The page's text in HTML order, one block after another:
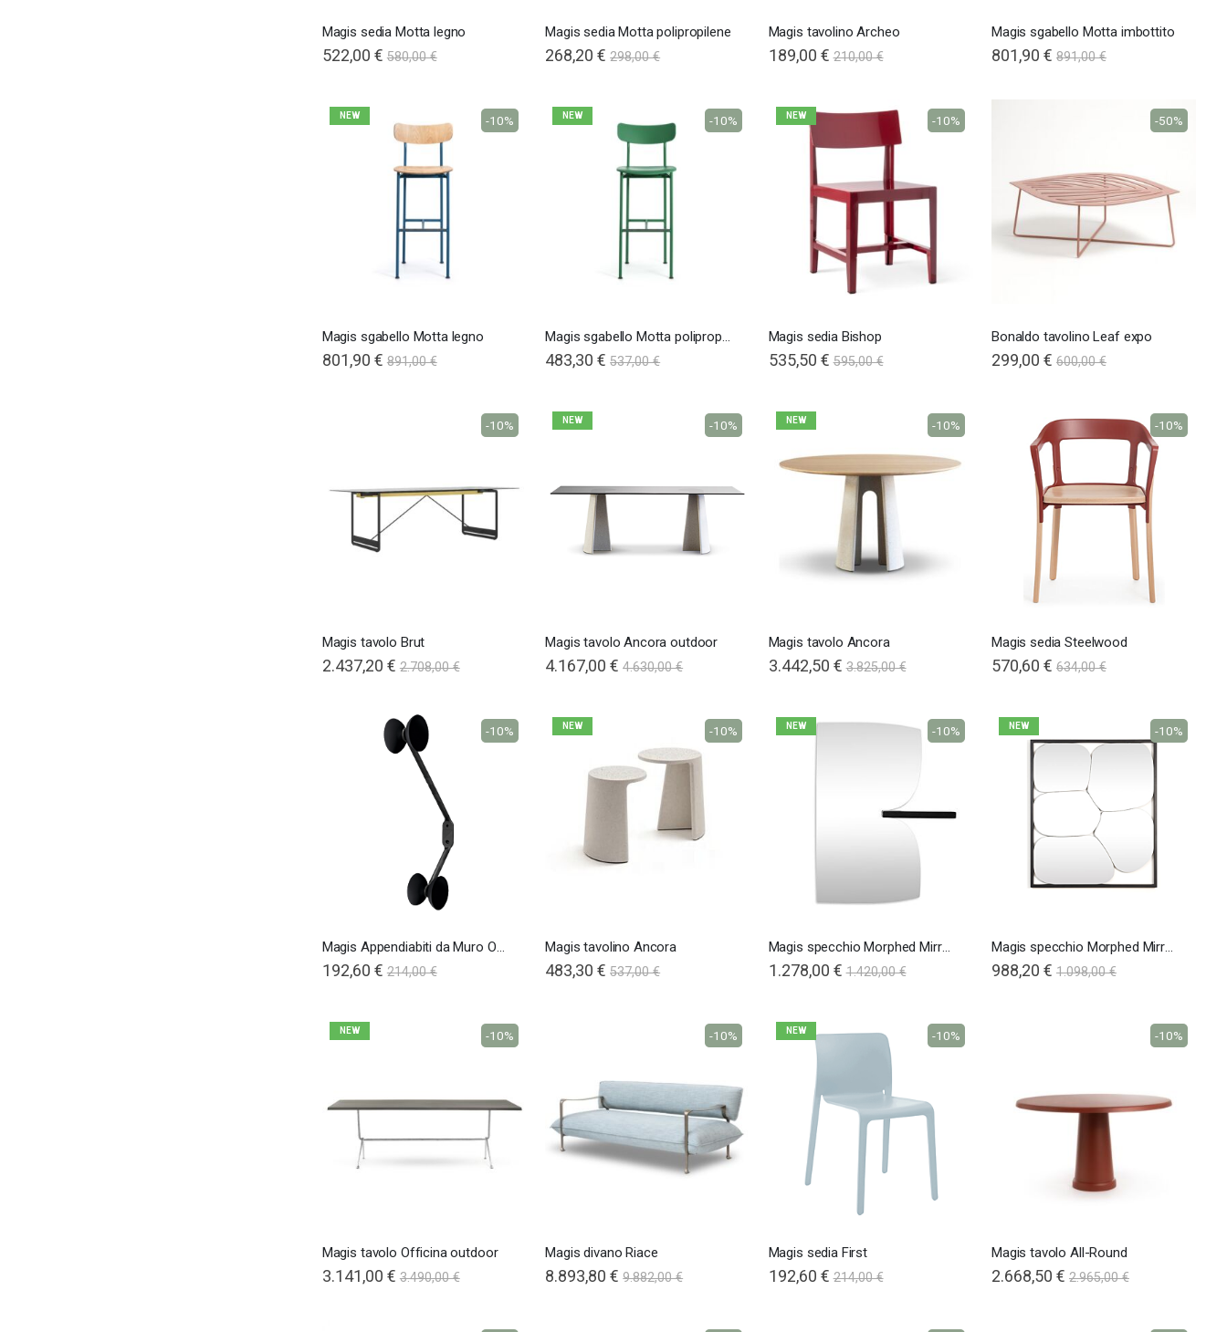
Magis sedia Motta legno
522,00 € 580,00 €
Magis sedia Motta polipropilene
268,20 € 298,00 €
Magis tavolino Archeo
189,00 € 210,00 €
Magis sgabello Motta imbottito
801,90 € 891,00 €
NEW
Magis sgabello Motta legno
801,90 € 891,00 €
-10% NEW
Magis sgabello Motta polipropilene
483,30 € 537,00 €
-10% NEW
Magis sedia Bishop
535,50 € 595,00 €
-10%
Bonaldo tavolino Leaf expo
299,00 € 600,00 €
-50%
Magis tavolo Brut
2.437,20 € 2.708,00 €
-10% NEW
Magis tavolo Ancora outdoor
4.167,00 € 4.630,00 €
-10% NEW
Magis tavolo Ancora
3.442,50 € 3.825,00 €
-10%
Magis sedia Steelwood
570,60 € 634,00 €
-10%
Magis Appendiabiti da Muro Officina
Special
Price
192,60 € 214,00 €
-10% NEW
Magis tavolino Ancora
483,30 € 537,00 €
-10% NEW
Magis specchio Morphed Mirror 4/5
1.278,00 € 1.420,00 €
-10% NEW
Magis specchio Morphed Mirror 1/2/3
988,20 € 1.098,00 €
-10%
NEW
Magis tavolo Officina outdoor
3.141,00 € 3.490,00 €
-10%
Magis divano Riace
8.893,80 € 9.882,00 €
-10% NEW
Magis sedia First
192,60 € 214,00 €
-10%
Magis tavolo All-Round
2.668,50 € 2.965,00 €
-10%